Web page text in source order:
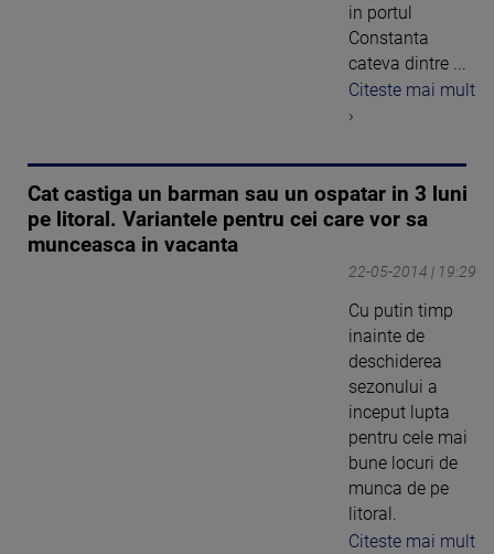
in portul
Constanta
cateva dintre ...
Citeste mai mult
›
Cat castiga un barman sau un ospatar in 3 luni
pe litoral. Variantele pentru cei care vor sa
munceasca in vacanta
22-05-2014 | 19:29
Cu putin timp
inainte de
deschiderea
sezonului a
inceput lupta
pentru cele mai
bune locuri de
munca de pe
litoral.
Citeste mai mult